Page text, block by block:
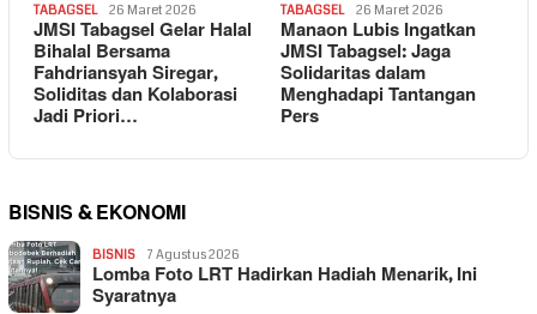
TABAGSEL 26 Maret 2026
JMSI Tabagsel Gelar Halal
Bihalal Bersama
Fahdriansyah Siregar,
Soliditas dan Kolaborasi
Jadi Priori…
TABAGSEL 26 Maret 2026
Manaon Lubis Ingatkan
JMSI Tabagsel: Jaga
Solidaritas dalam
Menghadapi Tantangan
Pers
BISNIS & EKONOMI
BISNIS 7 Agustus 2026
Lomba Foto LRT Hadirkan Hadiah Menarik, Ini
Syaratnya